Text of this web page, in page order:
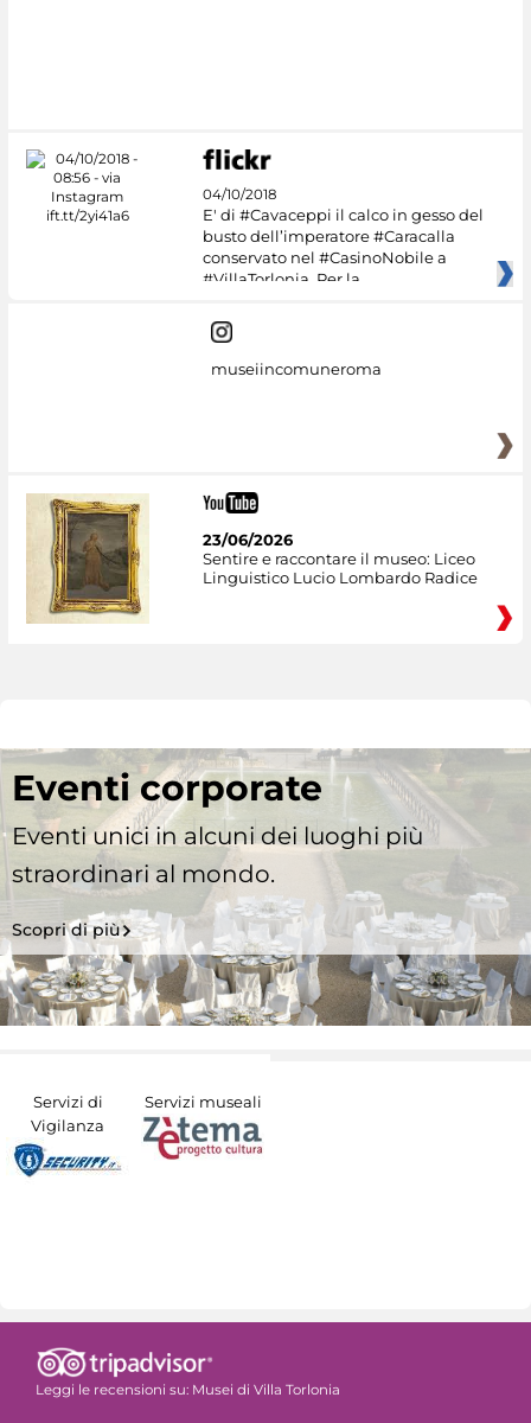
04/10/2018
E' di #Cavaceppi il calco in gesso del
busto dell’imperatore #Caracalla
conservato nel #CasinoNobile a
#VillaTorlonia. Per la
museiincomuneroma
23/06/2026
Sentire e raccontare il museo: Liceo
Linguistico Lucio Lombardo Radice
Eventi corporate
Eventi unici in alcuni dei luoghi più
straordinari al mondo.
Scopri di più
Servizi di
Vigilanza
Servizi museali
Leggi le recensioni su: Musei di Villa Torlonia